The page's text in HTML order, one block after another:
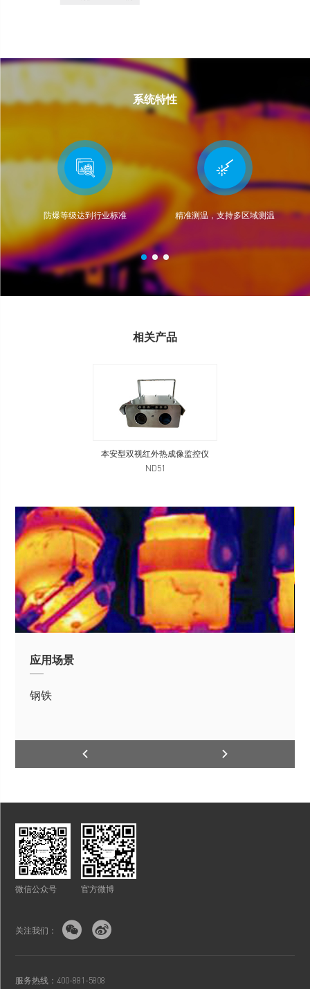
系统特性
防爆等级达到行业标准 精准测温，支持多区域测温
相关产品
本安型双视红外热成像监控仪
ND51
应用场景
钢铁
微信公众号 官方微博
关注我们：  
服务热线：400-881-5808